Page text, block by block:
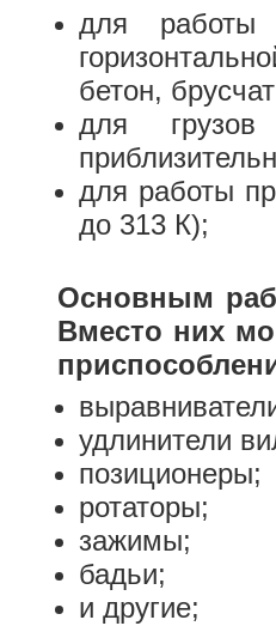
для работы
бетон,
для
для работы
до 313 К);
Основным
Вместо них
удлинители
позиционеры;
ротаторы;
зажимы;
бадьи;
и другие;